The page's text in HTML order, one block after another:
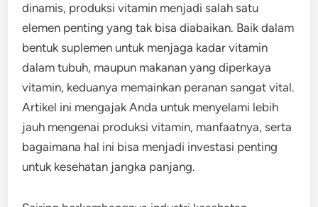
dinamis, produksi vitamin menjadi salah satu
elemen penting yang tak bisa diabaikan. Baik dalam
bentuk suplemen untuk menjaga kadar vitamin
dalam tubuh, maupun makanan yang diperkaya
vitamin, keduanya memainkan peranan sangat vital.
Artikel ini mengajak Anda untuk menyelami lebih
jauh mengenai produksi vitamin, manfaatnya, serta
bagaimana hal ini bisa menjadi investasi penting
untuk kesehatan jangka panjang.